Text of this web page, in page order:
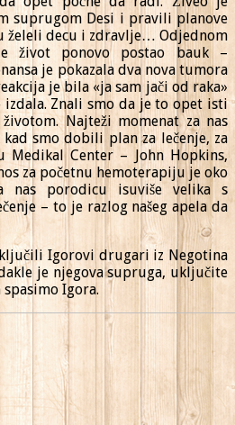
suprugom Desi i pravili planove
želeli decu i zdravlje… Odjednom
život ponovo postao bauk –
je pokazala dva nova tumora
je bila «ja sam jači od raka»
izdala. Znali smo da je to opet isti
Najteži momenat za nas
smo dobili plan za lečenje, za
Medikal Center – John Hopkins,
za početnu hemoterapiju je oko
nas porodicu isuviše velika s
– to je razlog našeg apela da
Igorovi drugari iz Negotina
je njegova supruga, uključite
Igora.